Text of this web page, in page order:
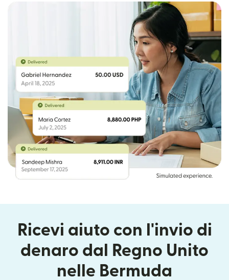
Ricevi aiuto con l'invio di
denaro dal Regno Unito
nelle Bermuda